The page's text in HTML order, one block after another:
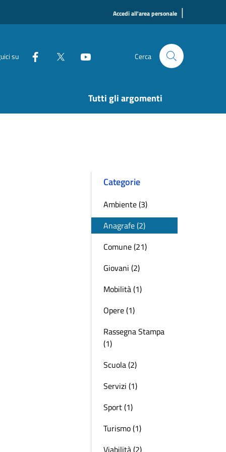
Accedi all'area personale |
su Cerca
Tutti gli argomenti
Categorie
Ambiente (3)
Anagrafe (2)
Comune (21)
Giovani (2)
Mobilità (1)
Opere (1)
Rassegna Stampa
(1)
Scuola (2)
Servizi (1)
Sport (1)
Turismo (1)
Viabilità (2)